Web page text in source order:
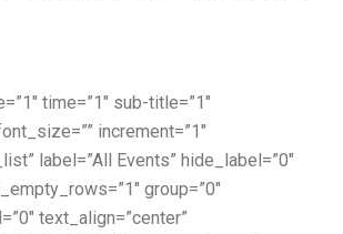
time=”1″ sub-title=”1″
increment=”1″
label=”All Events” hide_label=”0″
group=”0″
text_align=”center”